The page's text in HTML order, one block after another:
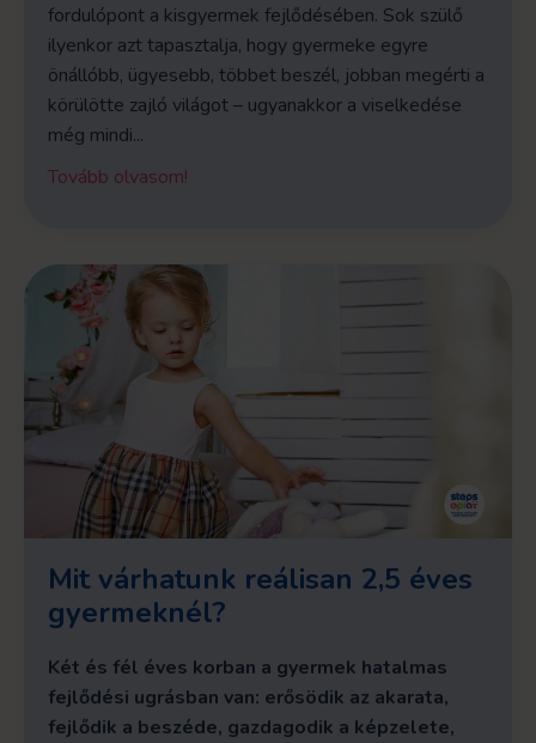
fordulópont a kisgyermek fejlődésében. Sok szülő
ilyenkor azt tapasztalja, hogy gyermeke egyre
önállóbb, ügyesebb, többet beszél, jobban megérti a
körülötte zajló világot – ugyanakkor a viselkedése
még mindi...
Tovább olvasom!
Mit várhatunk reálisan 2,5 éves
gyermeknél?
Két és fél éves korban a gyermek hatalmas
fejlődési ugrásban van: erősödik az akarata,
fejlődik a beszéde, gazdagodik a képzelete,